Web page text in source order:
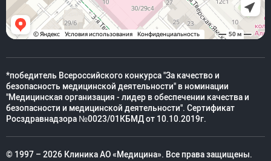
*победитель Всероссийского конкурса "За качество и
безопасность медицинской деятельности" в номинации
"Медицинская организация - лидер в обеспечении качества и
безопасности и медицинской деятельности". Сертификат
Росздравнадзора №0023/01КБМД от 10.10.2019г.
© 1997 – 2026 Клиника АО «Медицина». Все права защищены.